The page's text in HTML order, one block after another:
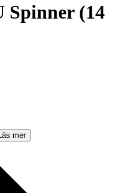
Spinner (14
mer